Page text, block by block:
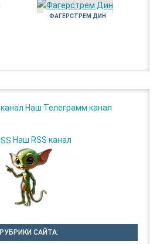
ФАГЕРСТРЕМ ДИН
Наш Телеграмм канал
Наш RSS канал
РУБРИКИ САЙТА: